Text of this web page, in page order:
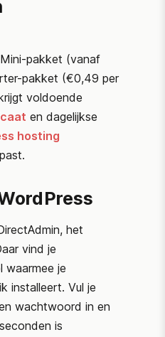
pakket (vanaf
pakket (€0,49 per
voldoende
en dagelijkse
hosting
het
vind je
waarmee je
installeert. Vul je
wachtwoord in en
is